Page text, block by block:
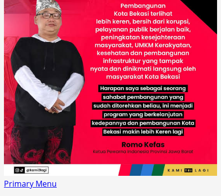
Primary Menu